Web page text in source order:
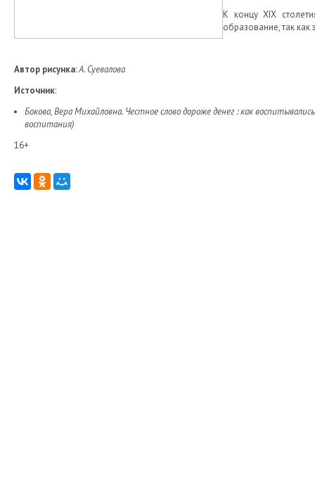
К концу XIX
образование, так
Автор рисунка:А. Суевалова
Источник:
Бокова, Вера Михайловна. Честное слово дороже денег : как
воспитания)
16+